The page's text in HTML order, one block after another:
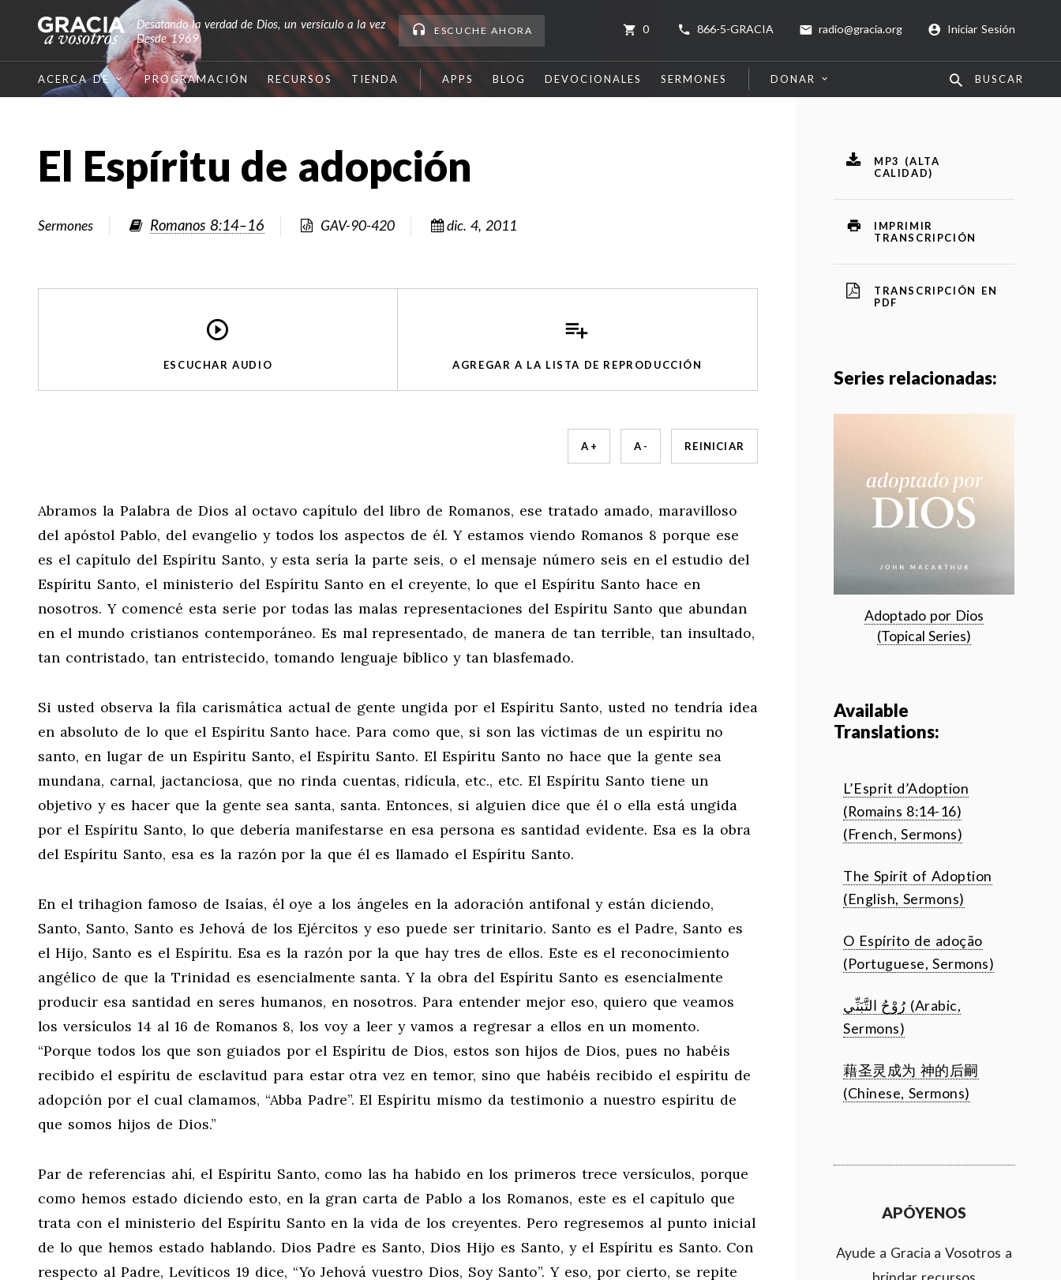
Desatando la verdad de Dios, un versículo a la vez
Desde 1969
ESCUCHE AHORA 866-5-GRACIA radio@gracia.org Iniciar Sesión
0
ACERCA DE PROGRAMACIÓN RECURSOS TIENDA APPS BLOG DEVOCIONALES SERMONES DONAR BUSCAR
El Espíritu de adopción
Sermones Romanos 8:14–16 GAV-90-420 dic. 4, 2011
ESCUCHAR AUDIO AGREGAR A LA LISTA DE REPRODUCCIÓN
A + A - REINICIAR
Abramos la Palabra de Dios al octavo capítulo del libro de Romanos, ese tratado amado, maravilloso
del apóstol Pablo, del evangelio y todos los aspectos de él. Y estamos viendo Romanos 8 porque ese
es el capítulo del Espíritu Santo, y esta sería la parte seis, o el mensaje número seis en el estudio del
Espíritu Santo, el ministerio del Espíritu Santo en el creyente, lo que el Espíritu Santo hace en
nosotros. Y comencé esta serie por todas las malas representaciones del Espíritu Santo que abundan
en el mundo cristianos contemporáneo. Es mal representado, de manera de tan terrible, tan insultado,
tan contristado, tan entristecido, tomando lenguaje bíblico y tan blasfemado.
Si usted observa la fila carismática actual de gente ungida por el Espíritu Santo, usted no tendría idea
en absoluto de lo que el Espíritu Santo hace. Para como que, si son las víctimas de un espíritu no
santo, en lugar de un Espíritu Santo, el Espíritu Santo. El Espíritu Santo no hace que la gente sea
mundana, carnal, jactanciosa, que no rinda cuentas, ridícula, etc., etc. El Espíritu Santo tiene un
objetivo y es hacer que la gente sea santa, santa. Entonces, si alguien dice que él o ella está ungida
por el Espíritu Santo, lo que debería manifestarse en esa persona es santidad evidente. Esa es la obra
del Espíritu Santo, esa es la razón por la que él es llamado el Espíritu Santo.
En el trihagion famoso de Isaías, él oye a los ángeles en la adoración antifonal y están diciendo,
Santo, Santo, Santo es Jehová de los Ejércitos y eso puede ser trinitario. Santo es el Padre, Santo es
el Hijo, Santo es el Espíritu. Esa es la razón por la que hay tres de ellos. Este es el reconocimiento
angélico de que la Trinidad es esencialmente santa. Y la obra del Espíritu Santo es esencialmente
producir esa santidad en seres humanos, en nosotros. Para entender mejor eso, quiero que veamos
los versículos 14 al 16 de Romanos 8, los voy a leer y vamos a regresar a ellos en un momento.
“Porque todos los que son guiados por el Espíritu de Dios, estos son hijos de Dios, pues no habéis
recibido el espíritu de esclavitud para estar otra vez en temor, sino que habéis recibido el espíritu de
adopción por el cual clamamos, “Abba Padre”. El Espíritu mismo da testimonio a nuestro espíritu de
que somos hijos de Dios.”
Par de referencias ahí, el Espíritu Santo, como las ha habido en los primeros trece versículos, porque
como hemos estado diciendo esto, en la gran carta de Pablo a los Romanos, este es el capítulo que
trata con el ministerio del Espíritu Santo en la vida de los creyentes. Pero regresemos al punto inicial
de lo que hemos estado hablando. Dios Padre es Santo, Dios Hijo es Santo, y el Espíritu es Santo. Con
respecto al Padre, Levíticos 19 dice, “Yo Jehová vuestro Dios, Soy Santo”. Y eso, por cierto, se repite
MP3 (ALTA
CALIDAD)
IMPRIMIR
TRANSCRIPCIÓN
TRANSCRIPCIÓN EN
PDF
Series relacionadas:
Adoptado por Dios
(Topical Series)
Available
Translations:
L’Esprit d’Adoption
(Romains 8:14-16)
(French, Sermons)
The Spirit of Adoption
(English, Sermons)
O Espírito de adoção
(Portuguese, Sermons)
رُوْحُ التَّبَنِّي (Arabic,
Sermons)
藉圣灵成为 神的后嗣
(Chinese, Sermons)
APÓYENOS
Ayude a Gracia a Vosotros a